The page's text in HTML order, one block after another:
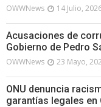
OWWNews 14 Julio,
Acusaciones de
Gobierno de Pedro
OWWNews 23 Mayo,
ONU denuncia
garantías legales en